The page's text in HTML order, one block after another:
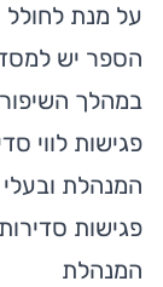
על מנת לחולל
הספר יש למסד
במהלך
פגישות לווי
המנהלת
פגישות
המנהלת